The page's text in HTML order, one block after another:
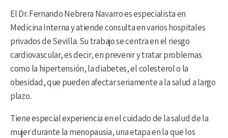
El Dr. Fernando Nebrera Navarro es especialista en
Medicina Interna y atiende consulta en varios hospitales
privados de Sevilla. Su trabajo se centra en el riesgo
cardiovascular, es decir, en prevenir y tratar problemas
como la hipertensión, la diabetes, el colesterol o la
obesidad, que pueden afectar seriamente a la salud a largo
plazo.
Tiene especial experiencia en el cuidado de la salud de la
mujer durante la menopausia, una etapa en la que los